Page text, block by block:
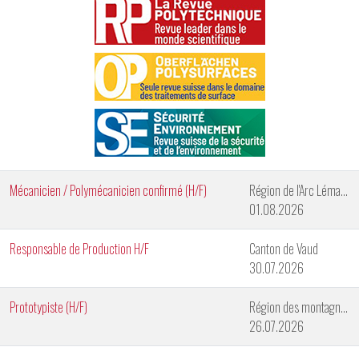
Mécanicien / Polymécanicien confirmé (H/F)
Région de l'Arc Lémanique
01.08.2026
Responsable de Production H/F
Canton de Vaud
30.07.2026
Prototypiste (H/F)
Région des montagnes neuchâteloises
26.07.2026